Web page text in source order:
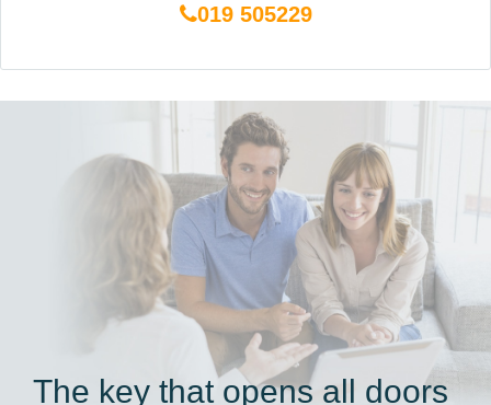
019 505229
The key that opens all doors